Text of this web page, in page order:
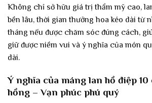
Không chỉ sở hữu giá trị thẩm mỹ cao,
bền lâu, thời gian thưởng hoa kéo dài từ
tháng nếu được chăm sóc đúng cách,
giữ được niềm vui và ý nghĩa của món
dài.
Ý nghĩa của máng lan hồ điệp
hồng – Vạn phúc phú quý